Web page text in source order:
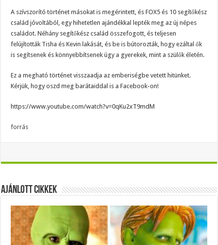
A szívszorító történet másokat is megérintett, és FOX5 és 10 segítőkész
család jóvoltából, egy hihetetlen ajándékkal lepték meg az új népes
családot. Néhány segítőkész család összefogott, és teljesen
felújították Tisha és Kevin lakását, és be is bútorozták, hogy ezáltal ők
is segítsenek és könnyebbítsenek úgy a gyerekek, mint a szülők életén.
Ez a megható történet visszaadja az emberiségbe vetett hitünket.
Kérjük, hogy oszd meg barátaiddal is a Facebook-on!
https://www.youtube.com/watch?v=0qKu2xT9mdM
forrás
Ajánlott Cikkek